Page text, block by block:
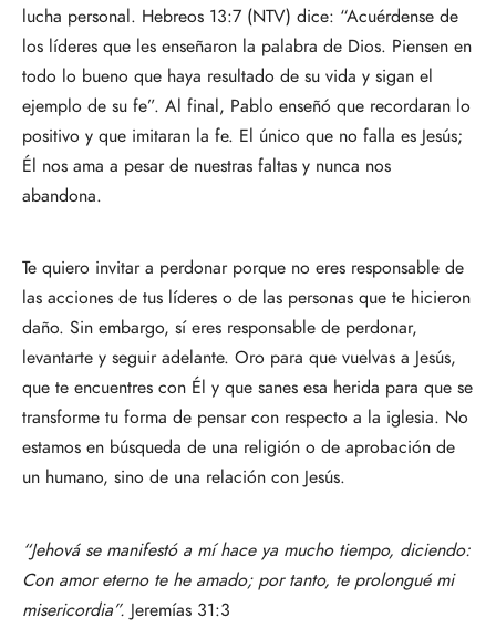
lucha personal. Hebreos 13:7 (NTV) dice: “Acuérdense de
los líderes que les enseñaron la palabra de Dios. Piensen en
todo lo bueno que haya resultado de su vida y sigan el
ejemplo de su fe”. Al final, Pablo enseñó que recordaran lo
positivo y que imitaran la fe. El único que no falla es Jesús;
Él nos ama a pesar de nuestras faltas y nunca nos
abandona.
Te quiero invitar a perdonar porque no eres responsable de
las acciones de tus líderes o de las personas que te hicieron
daño. Sin embargo, sí eres responsable de perdonar,
levantarte y seguir adelante. Oro para que vuelvas a Jesús,
que te encuentres con Él y que sanes esa herida para que se
transforme tu forma de pensar con respecto a la iglesia. No
estamos en búsqueda de una religión o de aprobación de
un humano, sino de una relación con Jesús.
“Jehová se manifestó a mí hace ya mucho tiempo, diciendo:
Con amor eterno te he amado; por tanto, te prolongué mi
misericordia”. Jeremías 31:3